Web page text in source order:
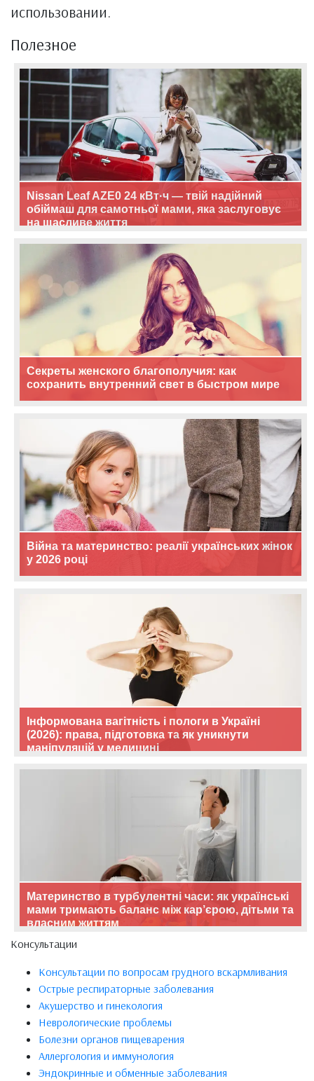
использовании.
Полезное
Nissan Leaf AZE0 24 кВт·ч — твій надійний
обіймаш для самотньої мами, яка заслуговує
на щасливе життя
Секреты женского благополучия: как
сохранить внутренний свет в быстром мире
Війна та материнство: реалії українських жінок
у 2026 році
Інформована вагітність і пологи в Україні
(2026): права, підготовка та як уникнути
маніпуляцій у медицині
Материнство в турбулентні часи: як українські
мами тримають баланс між кар’єрою, дітьми та
власним життям
Консультации
Консультации по вопросам грудного вскармливания
Острые респираторные заболевания
Акушерство и гинекология
Неврологические проблемы
Болезни органов пищеварения
Аллергология и иммунология
Эндокринные и обменные заболевания